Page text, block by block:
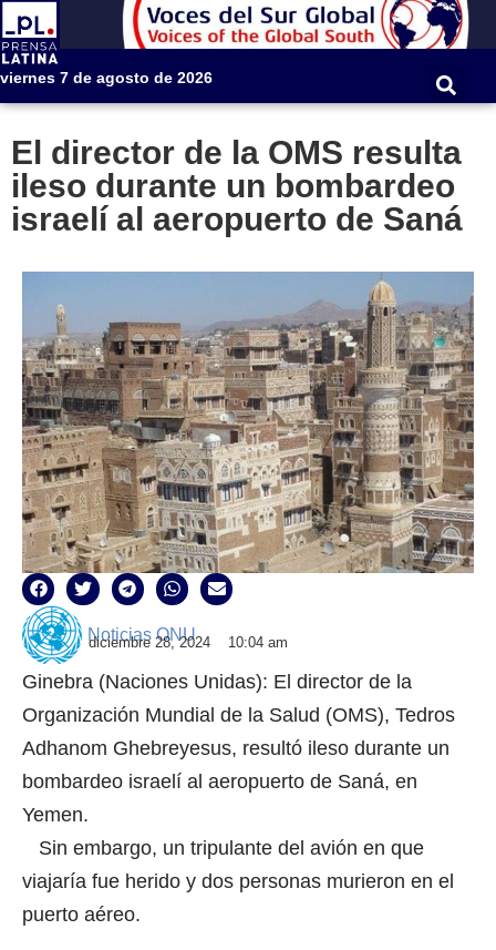
viernes 7 de agosto de 2026
El director de la OMS resulta
ileso durante un bombardeo
israelí al aeropuerto de Saná
Noticias ONU
diciembre 28, 2024 10:04 am
Ginebra (Naciones Unidas): El director de la
Organización Mundial de la Salud (OMS), Tedros
Adhanom Ghebreyesus, resultó ileso durante un
bombardeo israelí al aeropuerto de Saná, en
Yemen.
Sin embargo, un tripulante del avión en que
viajaría fue herido y dos personas murieron en el
puerto aéreo.